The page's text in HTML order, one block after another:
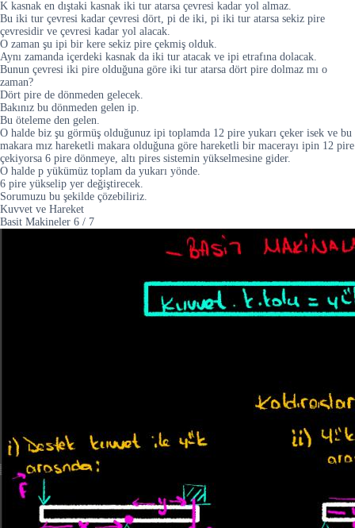
K kasnak en dıştaki kasnak iki tur atarsa çevresi kadar yol almaz.
Bu iki tur çevresi kadar çevresi dört, pi de iki, pi iki tur atarsa sekiz pire
çevresidir ve çevresi kadar yol alacak.
O zaman şu ipi bir kere sekiz pire çekmiş olduk.
Aynı zamanda içerdeki kasnak da iki tur atacak ve ipi etrafına dolacak.
Bunun çevresi iki pire olduğuna göre iki tur atarsa dört pire dolmaz mı o
zaman?
Dört pire de dönmeden gelecek.
Bakınız bu dönmeden gelen ip.
Bu öteleme den gelen.
O halde biz şu görmüş olduğunuz ipi toplamda 12 pire yukarı çeker isek ve bu
makara mız hareketli makara olduğuna göre hareketli bir macerayı ipin 12 pire
çekiyorsa 6 pire dönmeye, altı pires sistemin yükselmesine gider.
O halde p yükümüz toplam da yukarı yönde.
6 pire yükselip yer değiştirecek.
Sorumuzu bu şekilde çözebiliriz.
Kuvvet ve Hareket
Basit Makineler 6 / 7